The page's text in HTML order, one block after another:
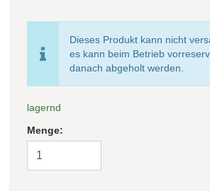
Dieses Produkt kann nicht
es kann beim Betrieb
danach abgeholt werden.
lagernd
Menge: